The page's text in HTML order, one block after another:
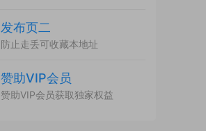
发布页二
防止走丢可收藏本地址
赞助VIP会员
赞助VIP会员获取独家权益